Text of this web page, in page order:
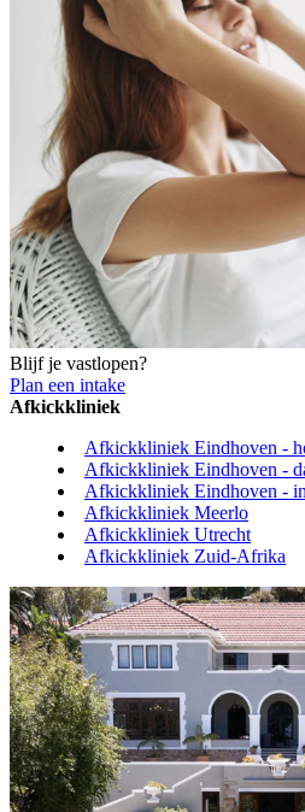
Blijf je vastlopen?
Plan een intake
Afkickkliniek
Afkickkliniek Eindhoven -
Afkickkliniek Eindhoven -
Afkickkliniek Eindhoven -
Afkickkliniek Meerlo
Afkickkliniek Utrecht
Afkickkliniek Zuid-Afrika